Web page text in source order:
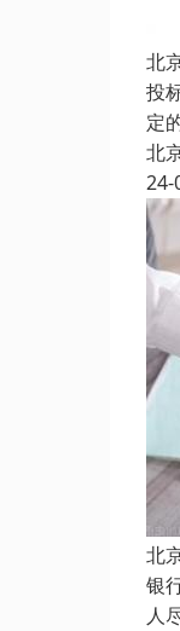
北
投
定
北
24-
北
银
人